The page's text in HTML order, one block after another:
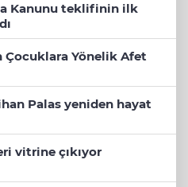
Kanunu teklifinin ilk
Çocuklara Yönelik Afet
Palas yeniden hayat
vitrine çıkıyor